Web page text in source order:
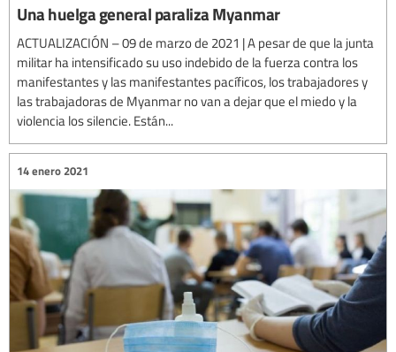
Una huelga general paraliza Myanmar
ACTUALIZACIÓN – 09 de marzo de 2021 | A pesar de que la junta
militar ha intensificado su uso indebido de la fuerza contra los
manifestantes y las manifestantes pacíficos, los trabajadores y
las trabajadoras de Myanmar no van a dejar que el miedo y la
violencia los silencie. Están...
14 enero 2021